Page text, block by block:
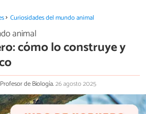
Curiosidades del mundo animal
animal
cómo lo construye y
de Biología.26 agosto 2025